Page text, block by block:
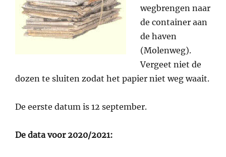
wegbrengen naar
de container aan
de haven
(Molenweg).
Vergeet niet de
dozen te sluiten zodat het papier niet weg waait.
De eerste datum is 12 september.
De data voor 2020/2021: